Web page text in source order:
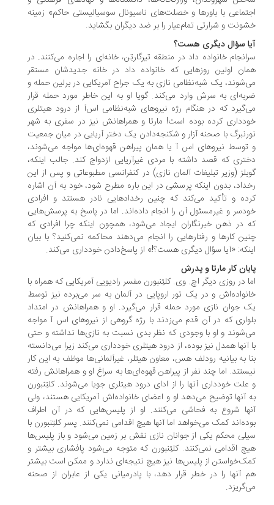
با باورها و خصلت‌های ناسیونال سوسیالیستی حاکم» زمینه
و شرارتی تمام‌عیار را بر ضد دیگران بگشاید.
سؤال دیگری هست؟
خانواده داد در منطقه تیرگارتِن، خانه‌ای را اجاره می‌کنند. در
اولین روزهایی که خانواده داد در خانه جدیدشان مستقر
یک شبه‌نظامی نازی به یک جراح آمریکایی در برلین حمله و
به سرش وارد می‌کند. گویا او به این خاطر مورد حمله قرار
که در هنگام رژه نیروهای شبه‌نظامی اس‌‌آ از درود هیتلری
کرده بوده است! مارتا و همراهانش نیز در سفری به شهر
با صحنه آزار و شکنجه‌دادن یک دختر آریایی در میان جمعیت
نیروهای اس آ یا همان پیراهن قهوه‌ای‌ها مواجه می‌شوند،
که قصد داشته با مردی غیرآریایی ازدواج کند. جالب اینکه،
(وزیر تبلیغات آلمان نازی) در کنفرانسی مطبوعاتی و پس از این
بدون اینکه پرسشی در این باره مطرح شود، خود به آن اشاره
و تأکید می‌کند که چنین رخدادهایی نادر هستند و افرادی
و غیرمسئول آن را انجام داده‌اند. اما در پاسخ به پرسش‌هایی
در ذهن خبرنگاران ایجاد می‌شود، همچون اینکه چرا افرادی که
کارها و رفتارهایی را انجام می‌دهند محاکمه نمی‌کنید؟ با بیان
«آیا سؤال دیگری هست؟!» از پاسخ‌دادن خودداری می‌کند.
کار مارتا و پدرش
در روزی دیگر اچ. وی. کلتِنبورن مفسر رادیویی آمریکایی که همراه با
و در یک تور اروپایی در آلمان به سر می‌برده نیز توسط
جوان نازی مورد حمله قرار می‌گیرد. او و همراهانش در امتداد
که در آن قدم می‌زدند با رژه گروهی از نیروهای اس آ مواجه
و او با وجودی که نظر بدی نسبت به نازی‌ها نداشته و حتی
آنها همدل نیز بوده، از درود هیتلری خودداری می‌کند زیرا می‌دانسته
به بیانیه رودلف هس، معاون هیتلر، غیرآلمانی‌ها موظف به این کار
اما چند نفر از پیراهن قهوه‌ای‌ها به سراغ او و همراهانش رفته
خودداری آنها را از ادای درود هیتلری جویا می‌شوند. کلتِنبورن
آنها توضیح می‌دهد او و اعضای خانواده‌اش آمریکایی هستند، ولی
شروع به فحاشی می‌کنند. او از پلیس‌هایی که در آن اطراف
کمک می‌خواهد اما آنها هیچ اقدامی نمی‌کنند. پسر کلتِنبورن با
محکم یکی از جوانان نازی نقش بر زمین می‌شود و باز پلیس‌ها
اقدامی نمی‌کنند. کلتِنبورن که متوجه می‌شود پافشاری بیشتر و
از پلیس‌ها نیز هیچ نتیجه‌ای ندارد و ممکن است بیشتر
آنها را در خطر قرار دهد، با پادرمیانی یکی از عابران از صحنه